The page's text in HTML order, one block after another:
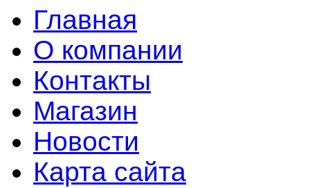
Главная
О компании
Контакты
Магазин
Новости
Карта сайта